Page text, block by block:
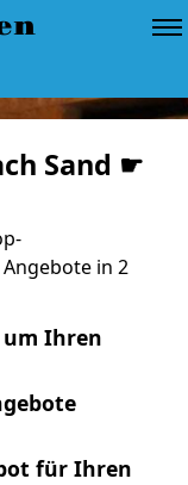
Sand ☛
in 2
Ihren
für Ihren